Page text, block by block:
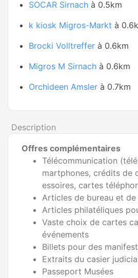
SOCAR Sirnach à 0.5km
k kiosk Migros-Markt à
Brocki Volltreffer à 0.6km
Migros M Sirnach à 0.6km
Orchideen Amsler à 0.7km
Description
Offres complémentaires
Télécommunication
martphones, crédits de
essoires, cartes
Articles de bureau et
Articles philatéliques
Vaste choix de cartes
événements
Billets pour des
Extraits du casier
Passeport Musées